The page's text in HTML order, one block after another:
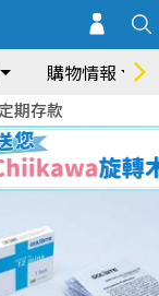
購物情報
定期存款